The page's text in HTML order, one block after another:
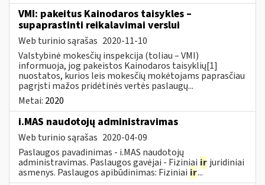
VMI: pakeitus Kainodaros taisykles –
supaprastinti reikalavimai verslui
Web turinio sąrašas 2020-11-10
Valstybinė mokesčių inspekcija (toliau – VMI)
informuoja, jog pakeistos Kainodaros taisyklių[1]
nuostatos, kurios leis mokesčių mokėtojams paprasčiau
pagrįsti mažos pridėtinės vertės paslaugų...
Metai: 2020
i.MAS naudotojų administravimas
Web turinio sąrašas 2020-04-09
Paslaugos pavadinimas - i.MAS naudotojų
administravimas. Paslaugos gavėjai - Fiziniai ir juridiniai
asmenys. Paslaugos apibūdinimas: Fiziniai ir...